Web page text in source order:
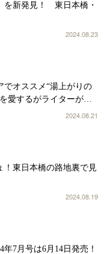
を新発見！ 東日本橋・
2024.08.23
でオススメ“湯上がりの
愛するがライターが連
2024.08.21
！東日本橋の路地裏で見
2024.08.19
年7月号は6月14日発売！